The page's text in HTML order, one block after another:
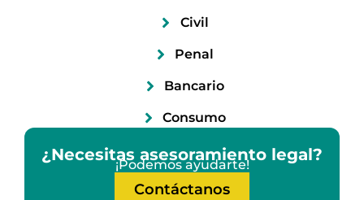
Civil
Penal
Bancario
Consumo
¿Necesitas asesoramiento legal?
¡Podemos ayudarte!
Contáctanos